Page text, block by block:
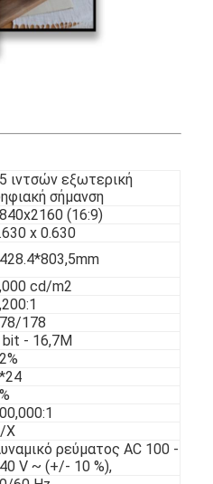
ιντσών εξωτερική
σήμανση
(16:9)
x 0.630
cd/m2
178
bit - 16,7M
Χ
ρεύματος AC 100 -
V ~ (+/- 10 %),